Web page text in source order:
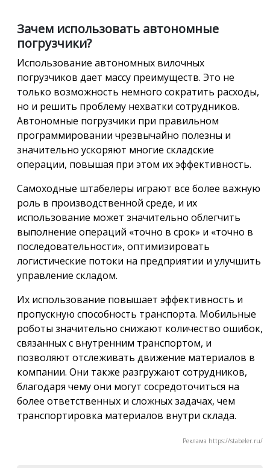
Зачем использовать автономные
погрузчики?
Использование автономных вилочных
погрузчиков дает массу преимуществ. Это не
только возможность немного сократить расходы,
но и решить проблему нехватки сотрудников.
Автономные погрузчики при правильном
программировании чрезвычайно полезны и
значительно ускоряют многие складские
операции, повышая при этом их эффективность.
Самоходные штабелеры играют все более важную
роль в производственной среде, и их
использование может значительно облегчить
выполнение операций «точно в срок» и «точно в
последовательности», оптимизировать
логистические потоки на предприятии и улучшить
управление складом.
Их использование повышает эффективность и
пропускную способность транспорта. Мобильные
роботы значительно снижают количество ошибок,
связанных с внутренним транспортом, и
позволяют отслеживать движение материалов в
компании. Они также разгружают сотрудников,
благодаря чему они могут сосредоточиться на
более ответственных и сложных задачах, чем
транспортировка материалов внутри склада.
Реклама https://stabeler.ru/